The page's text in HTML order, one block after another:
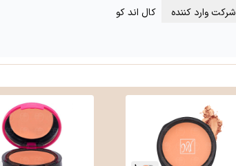
شرکت وارد کننده
کال اند کو